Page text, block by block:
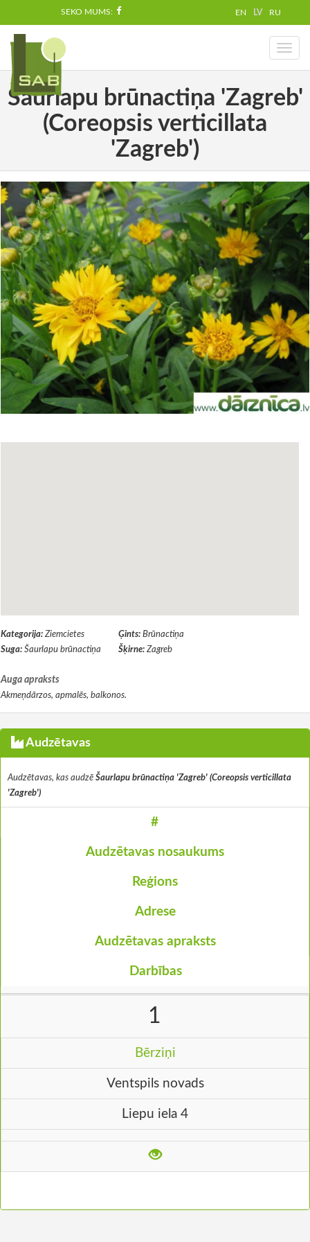
SEKO MUMS: EN LV RU
Toggle
Šaurlapu brūnactiņa 'Zagreb'
(Coreopsis verticillata
'Zagreb')
Kategorija: Ziemcietes Ģints: Brūnactiņa
Suga: Šaurlapu brūnactiņa Šķirne: Zagreb
Auga apraksts
Akmeņdārzos, apmalēs, balkonos.
Audzētavas
Audzētavas, kas audzē Šaurlapu brūnactiņa 'Zagreb' (Coreopsis verticillata
'Zagreb')
#
Audzētavas nosaukums
Reģions
Adrese
Audzētavas apraksts
Darbības
1
Bērziņi
Ventspils novads
Liepu iela 4